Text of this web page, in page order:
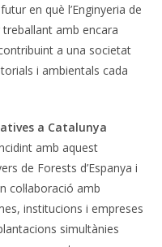
en què l’Enginyeria de
amb encara
a una societat
i ambientals cada
a Catalunya
amb aquest
de Forests d’Espanya i
col·laboració amb
institucions i empreses
simultànies